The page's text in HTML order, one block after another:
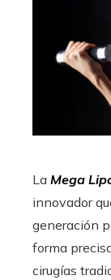
La Mega
innovador
generación
forma
cirugías